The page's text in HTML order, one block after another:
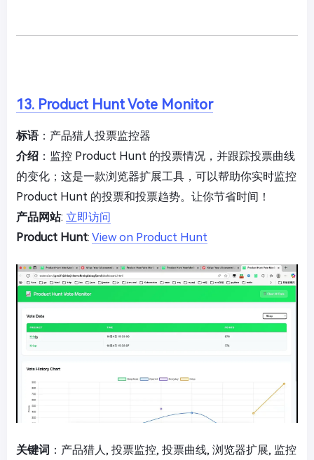
13. Product Hunt Vote Monitor
标语：产品猎人投票监控器
介绍 ：监控 Product Hunt 的投票情况，并跟踪投票曲线
的变化；这是一款浏览器扩展工具，可以帮助你实时监控
Product Hunt 的投票和投票趋势。让你节省时间！
产品网站: 立即访问
Product Hunt: View on Product Hunt
关键词 ：产品猎人, 投票监控, 投票曲线, 浏览器扩展, 监控